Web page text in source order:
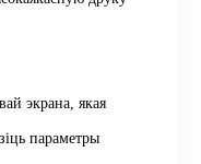
экрана, якая
параметры